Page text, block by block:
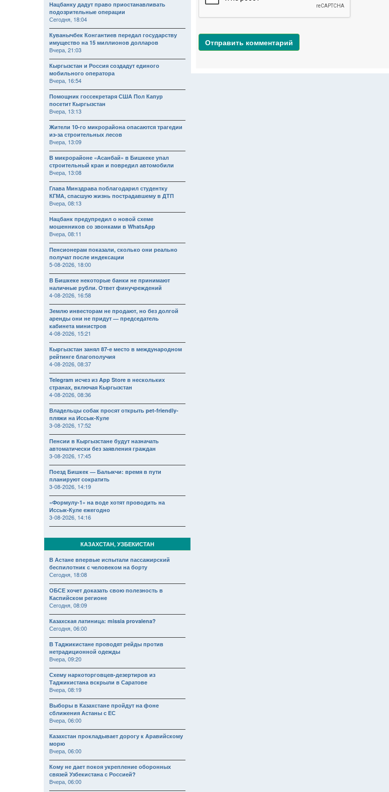
Отправить комментарий
Нацбанку дадут право приостанавливать
подозрительные операции
Сегодня, 18:04
Куванычбек Конгантиев передал государству
имущество на 15 миллионов долларов
Вчера, 21:03
Кыргызстан и Россия создадут единого
мобильного оператора
Вчера, 16:54
Помощник госсекретаря США Пол Капур
посетит Кыргызстан
Вчера, 13:13
Жители 10-го микрорайона опасаются трагедии
из-за строительных лесов
Вчера, 13:09
В микрорайоне «Асанбай» в Бишкеке упал
строительный кран и повредил автомобили
Вчера, 13:08
Глава Минздрава поблагодарил студентку
КГМА, спасшую жизнь пострадавшему в ДТП
Вчера, 08:13
Нацбанк предупредил о новой схеме
мошенников со звонками в WhatsApp
Вчера, 08:11
Пенсионерам показали, сколько они реально
получат после индексации
5-08-2026, 18:00
В Бишкеке некоторые банки не принимают
наличные рубли. Ответ финучреждений
4-08-2026, 16:58
Землю инвесторам не продают, но без долгой
аренды они не придут — председатель
кабинета министров
4-08-2026, 15:21
Кыргызстан занял 87-е место в международном
рейтинге благополучия
4-08-2026, 08:37
Telegram исчез из App Store в нескольких
странах, включая Кыргызстан
4-08-2026, 08:36
Владельцы собак просят открыть pet-friendly-
пляжи на Иссык-Куле
3-08-2026, 17:52
Пенсии в Кыргызстане будут назначать
автоматически без заявления граждан
3-08-2026, 17:45
Поезд Бишкек — Балыкчи: время в пути
планируют сократить
3-08-2026, 14:19
«Формулу-1» на воде хотят проводить на
Иссык-Куле ежегодно
3-08-2026, 14:16
КАЗАХСТАН, УЗБЕКИСТАН
В Астане впервые испытали пассажирский
беспилотник с человеком на борту
Сегодня, 18:08
ОБСЕ хочет доказать свою полезность в
Каспийском регионе
Сегодня, 08:09
Казахская латиница: missia provalena?
Сегодня, 06:00
В Таджикистане проводят рейды против
нетрадиционной одежды
Вчера, 09:20
Схему наркоторговцев-дезертиров из
Таджикистана вскрыли в Саратове
Вчера, 08:19
Выборы в Казахстане пройдут на фоне
сближения Астаны с ЕС
Вчера, 06:00
Казахстан прокладывает дорогу к Аравийскому
морю
Вчера, 06:00
Кому не дает покоя укрепление оборонных
связей Узбекистана с Россией?
Вчера, 06:00